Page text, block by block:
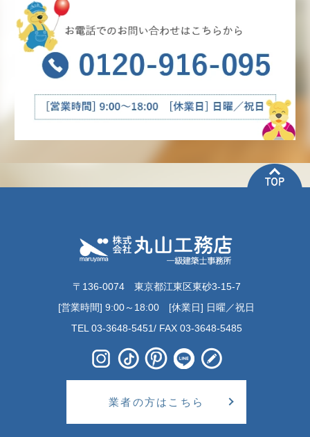
〒136-0074 東京都江東区東砂3-15-7
[営業時間] 9:00～18:00 [休業日] 日曜／祝日
TEL 03-3648-5451/ FAX 03-3648-5485
業者の方はこちら